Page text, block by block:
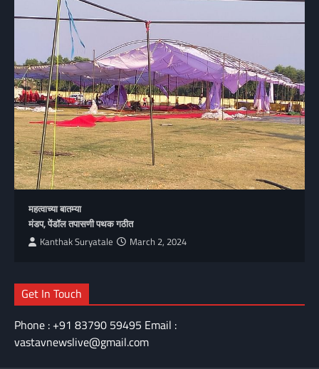
महत्वाच्या बातम्या
मंडप, पेंडॉल तपासणी पथक गठीत
Kanthak Suryatale March 2, 2024
Get In Touch
Phone : +91 83790 59495 Email :
vastavnewslive@gmail.com